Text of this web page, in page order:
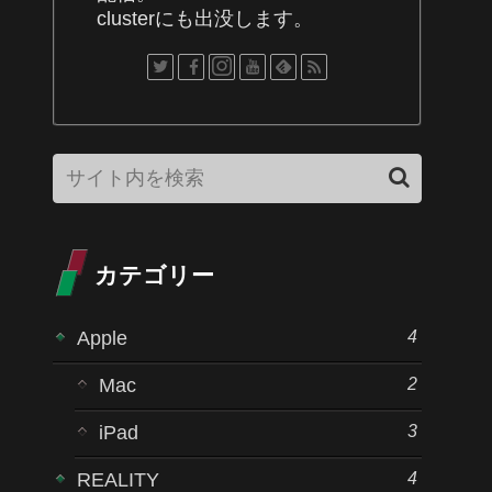
clusterにも出没します。
カテゴリー
Apple 4
Mac 2
iPad 3
REALITY 4